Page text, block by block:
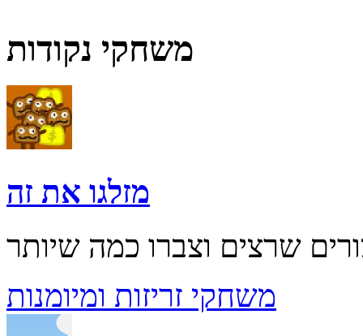
משחקי נקודות
מזלגו את זה
משחקי זריזות ומיומנות